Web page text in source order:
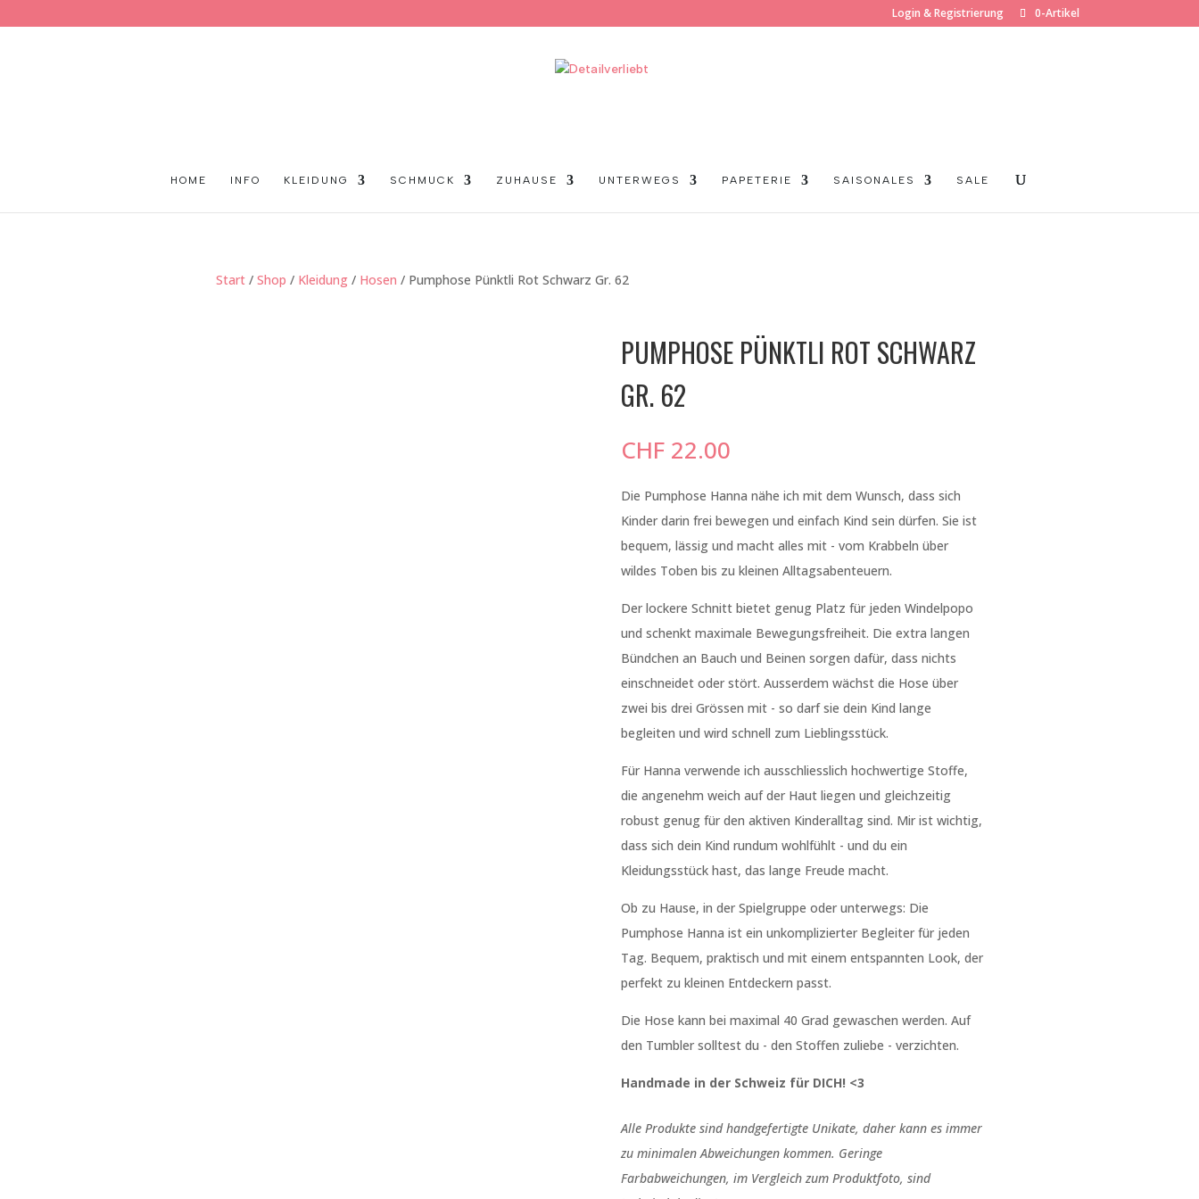
Login & Registrierung 0-Artikel
HOME INFO KLEIDUNG SCHMUCK ZUHAUSE UNTERWEGS PAPETERIE SAISONALES SALE
Start/ Shop / Kleidung/ Hosen / Pumphose Pünktli Rot Schwarz Gr. 62
PUMPHOSE PÜNKTLI ROT SCHWARZ
GR. 62
CHF22.00
Die Pumphose Hanna nähe ich mit dem Wunsch, dass sich
Kinder darin frei bewegen und einfach Kind sein dürfen. Sie ist
bequem, lässig und macht alles mit - vom Krabbeln über
wildes Toben bis zu kleinen Alltagsabenteuern.
Der lockere Schnitt bietet genug Platz für jeden Windelpopo
und schenkt maximale Bewegungsfreiheit. Die extra langen
Bündchen an Bauch und Beinen sorgen dafür, dass nichts
einschneidet oder stört. Ausserdem wächst die Hose über
zwei bis drei Grössen mit - so darf sie dein Kind lange
begleiten und wird schnell zum Lieblingsstück.
Für Hanna verwende ich ausschliesslich hochwertige Stoffe,
die angenehm weich auf der Haut liegen und gleichzeitig
robust genug für den aktiven Kinderalltag sind. Mir ist wichtig,
dass sich dein Kind rundum wohlfühlt - und du ein
Kleidungsstück hast, das lange Freude macht.
Ob zu Hause, in der Spielgruppe oder unterwegs: Die
Pumphose Hanna ist ein unkomplizierter Begleiter für jeden
Tag. Bequem, praktisch und mit einem entspannten Look, der
perfekt zu kleinen Entdeckern passt.
Die Hose kann bei maximal 40 Grad gewaschen werden. Auf
den Tumbler solltest du - den Stoffen zuliebe - verzichten.
Handmade in der Schweiz für DICH! <3
Alle Produkte sind handgefertigte Unikate, daher kann es immer
zu minimalen Abweichungen kommen. Geringe
Farbabweichungen, im Vergleich zum Produktfoto, sind